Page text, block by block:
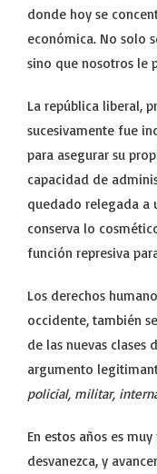
donde hoy se
económica. No solo
sino que nosotros le
La república liberal,
sucesivamente fue
para asegurar su
capacidad de
quedado relegada a
conserva lo
función represiva
Los derechos
occidente, también
de las nuevas clases
argumento
policial, militar,
En estos años es
desvanezca, y